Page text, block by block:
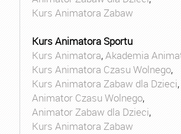
Kurs Animatora Zabaw
Kurs Animatora Sportu
Kurs Animatora,Akademia
Kurs Animatora Czasu Wolnego,
Kurs Animatora Zabaw dla Dzieci,
Animator Czasu Wolnego,
Animator Zabaw dla Dzieci,
Kurs Animatora Zabaw